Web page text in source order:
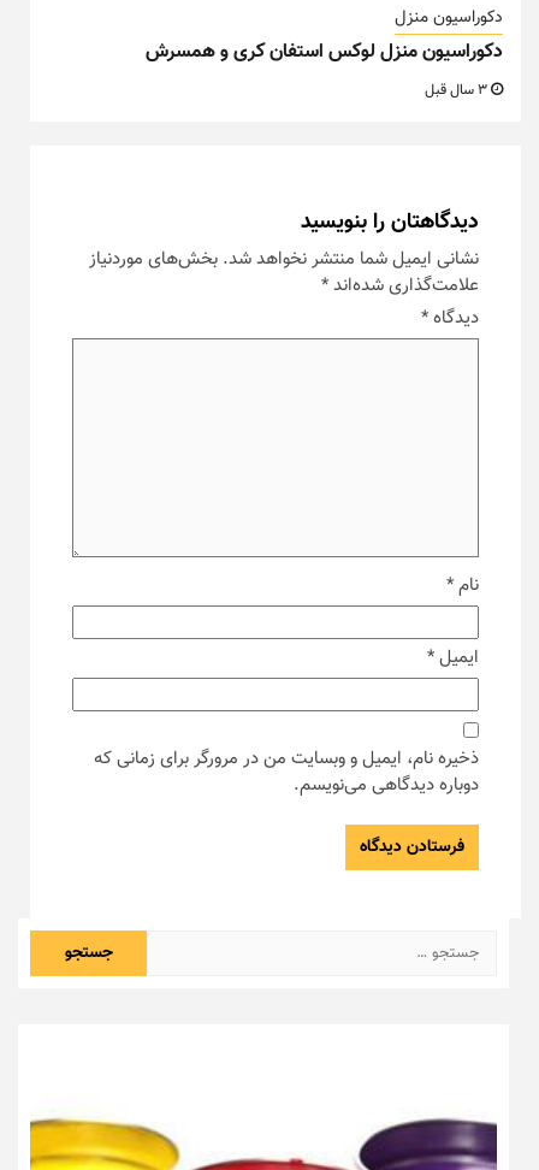
دکوراسیون منزل
دکوراسیون منزل لوکس استفان کری و همسرش
دیدگاهتان را بنویسید
نشانی ایمیل شما منتشر نخواهد شد. بخش‌های موردنیاز
علامت‌گذاری شده‌اند*
دیدگاه*
نام*
ایمیل*
ذخیره نام، ایمیل و وبسایت من در مرورگر برای زمانی که
دوباره دیدگاهی می‌نویسم.
جستجو
برای: